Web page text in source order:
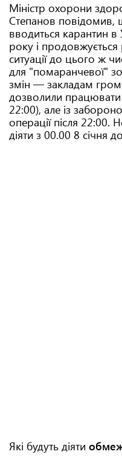
Міністр охорони
Степанов
вводиться карантин
року і
ситуації до цього ж
для "помаранчевої"
змін — закладам
дозволили
22:00), але із
операції після 22:00.
діяти з 00.00 8 січня
Які будуть діяти